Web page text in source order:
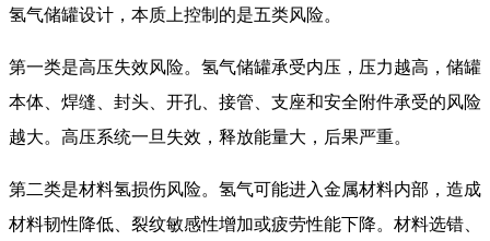
氢气储罐设计，本质上控制的是五类风险。
第一类是高压失效风险。氢气储罐承受内压，压力越高，储罐
本体、焊缝、封头、开孔、接管、支座和安全附件承受的风险
越大。高压系统一旦失效，释放能量大，后果严重。
第二类是材料氢损伤风险。氢气可能进入金属材料内部，造成
材料韧性降低、裂纹敏感性增加或疲劳性能下降。材料选错、